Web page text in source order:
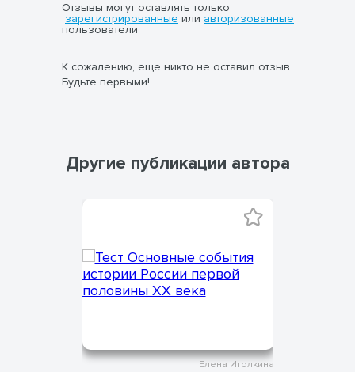
Отзывы могут оставлять только
зарегистрированные или авторизованные
пользователи
К сожалению, еще никто не оставил отзыв.
Будьте первыми!
Другие публикации автора
Елена Иголкина